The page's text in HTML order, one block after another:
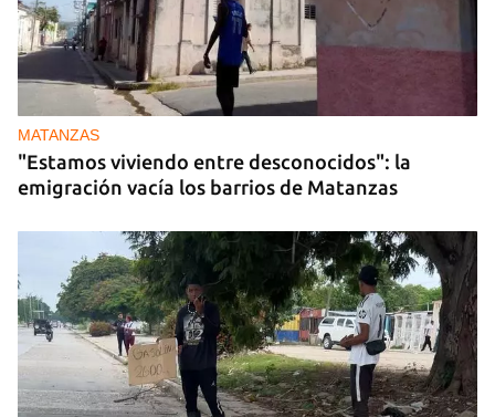
MATANZAS
"Estamos viviendo entre desconocidos": la
emigración vacía los barrios de Matanzas